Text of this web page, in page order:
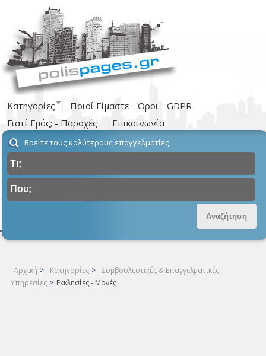
Κατηγορίες
Ποιοί Είμαστε - Όροι - GDPR
Γιατί Εμάς; - Παροχές
Επικοινωνία
Βρείτε τους καλύτερους επαγγελματίες
Αρχική > Κατηγορίες >
Συμβουλευτικές & Επαγγελματικές
Υπηρεσίες > Εκκλησίες - Μονές